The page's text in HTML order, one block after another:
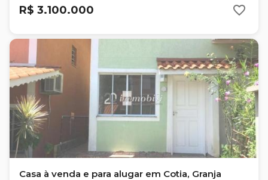
R$ 3.100.000
Casa à venda e para alugar em Cotia, Granja